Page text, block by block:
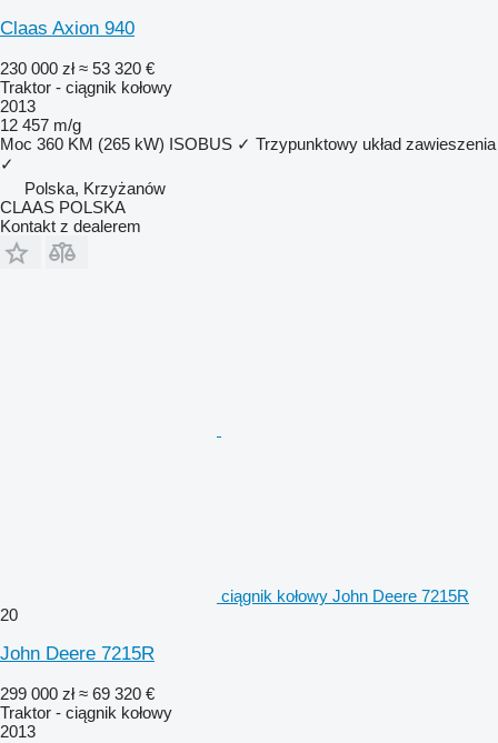
Claas Axion 940
230 000 zł ≈ 53 320 €
Traktor - ciągnik kołowy
2013
12 457 m/g
Moc 360 KM (265 kW) ISOBUS ✓ Trzypunktowy układ zawieszenia
✓
Polska, Krzyżanów
CLAAS POLSKA
Kontakt z dealerem
ciągnik kołowy John Deere 7215R
20
John Deere 7215R
299 000 zł ≈ 69 320 €
Traktor - ciągnik kołowy
2013